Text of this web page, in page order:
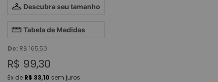
Descubra seu tamanho
Tabela de Medidas
De: R$ 165,50
R$ 99,30
3x de R$ 33,10 sem juros